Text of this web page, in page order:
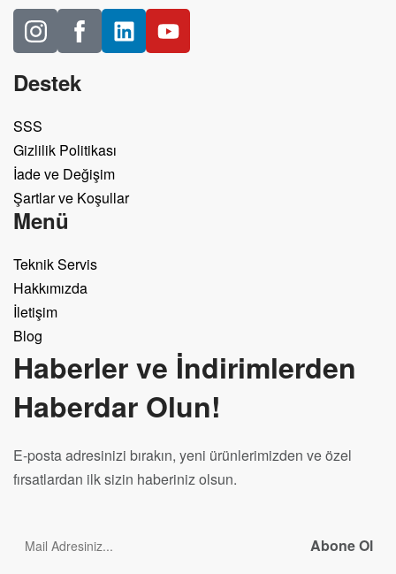
Destek
SSS
Gizlilik Politikası
İade ve Değişim
Şartlar ve Koşullar
Menü
Teknik Servis
Hakkımızda
İletişim
Blog
Haberler ve İndirimlerden
Haberdar Olun!
E-posta adresinizi bırakın, yeni ürünlerimizden ve özel
fırsatlardan ilk sizin haberiniz olsun.
Abone Ol